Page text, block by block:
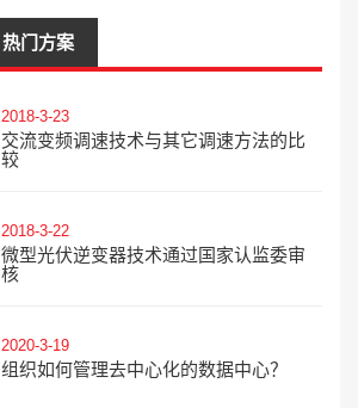
热门方案
2018-3-23
交流变频调速技术与其它调速方法的比
较
2018-3-22
微型光伏逆变器技术通过国家认监委审
核
2020-3-19
组织如何管理去中心化的数据中心？